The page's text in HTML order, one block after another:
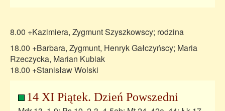
8.00 +Kazimiera, Zygmunt Szyszkowscy; rodzina
18.00 +Barbara, Zygmunt, Henryk Gałczyńscy; Maria
Rzeczycka, Marian Kubiak
18.00 +Stanisław Wolski
14 XI Piątek. Dzień Powszedni